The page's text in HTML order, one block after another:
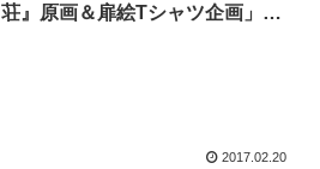
荘』原画＆扉絵Tシャツ企画」も
2017.02.20